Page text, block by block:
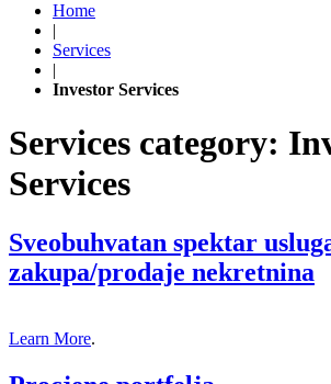
Home
|
Services
|
Investor Services
Services category:
Services
Sveobuhvatan spektar
zakupa/prodaje nekretnina
Learn More.